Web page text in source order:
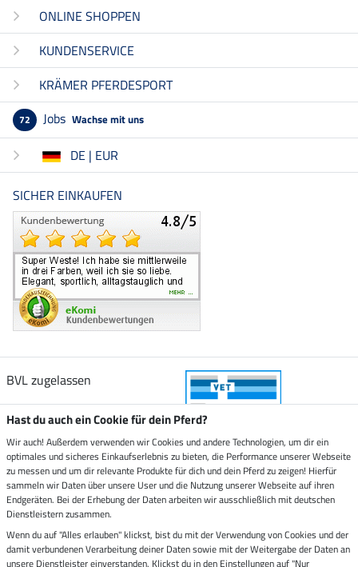
ONLINE SHOPPEN
KUNDENSERVICE
KRÄMER PFERDESPORT
72 Jobs Wachse mit uns
DE | EUR
SICHER EINKAUFEN
BVL zugelassen
Zustellung durch
Sicher bezahlen mit
Rechnung Vorkasse
Hast du auch ein Cookie für dein Pferd?
Wir auch! Außerdem verwenden wir Cookies und andere Technologien, um dir ein
optimales und sicheres Einkaufserlebnis zu bieten, die Performance unserer Webseite
zu messen und um dir relevante Produkte für dich und dein Pferd zu zeigen! Hierfür
sammeln wir Daten über unsere User und die Nutzung unserer Webseite auf ihren
Endgeräten. Bei der Erhebung der Daten arbeiten wir ausschließlich mit deutschen
Dienstleistern zusammen.
Wenn du auf "Alles erlauben" klickst, bist du mit der Verwendung von Cookies und der
damit verbundenen Verarbeitung deiner Daten sowie mit der Weitergabe der Daten an
unsere Dienstleister einverstanden. Klickst du in den Einstellungen auf "Nur